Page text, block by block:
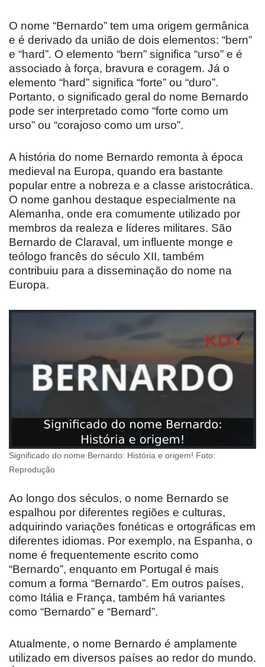
O nome “Bernardo” tem uma origem germânica
e é derivado da união de dois elementos: “bern”
e “hard”. O elemento “bern” significa “urso” e é
associado à força, bravura e coragem. Já o
elemento “hard” significa “forte” ou “duro”.
Portanto, o significado geral do nome Bernardo
pode ser interpretado como “forte como um
urso” ou “corajoso como um urso”.
A história do nome Bernardo remonta à época
medieval na Europa, quando era bastante
popular entre a nobreza e a classe aristocrática.
O nome ganhou destaque especialmente na
Alemanha, onde era comumente utilizado por
membros da realeza e líderes militares. São
Bernardo de Claraval, um influente monge e
teólogo francês do século XII, também
contribuiu para a disseminação do nome na
Europa.
Significado do nome Bernardo: História e origem! Foto:
Reprodução
Ao longo dos séculos, o nome Bernardo se
espalhou por diferentes regiões e culturas,
adquirindo variações fonéticas e ortográficas em
diferentes idiomas. Por exemplo, na Espanha, o
nome é frequentemente escrito como
“Bernardo”, enquanto em Portugal é mais
comum a forma “Bernardo”. Em outros países,
como Itália e França, também há variantes
como “Bernardo” e “Bernard”.
Atualmente, o nome Bernardo é amplamente
utilizado em diversos países ao redor do mundo.